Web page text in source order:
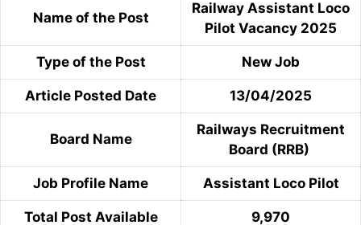
Name of the Post
Railway Assistant Loco
Pilot Vacancy 2025
Type of the Post New Job
Article Posted Date 13/04/2025
Board Name
Railways Recruitment
Board (RRB)
Job Profile Name Assistant Loco Pilot
Total Post Available 9,970